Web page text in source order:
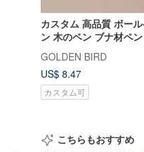
カスタム 高品質 ボー
ン 木のペン ブナ材ペ
木とは違う 人気 ギフト
GOLDEN BIRD
US$ 8.47
カスタム可
こちらもおすすめ